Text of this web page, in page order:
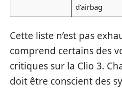
d’airbag
Cette liste n’est pas
comprend certains des
critiques sur la Clio 3.
doit être conscient des